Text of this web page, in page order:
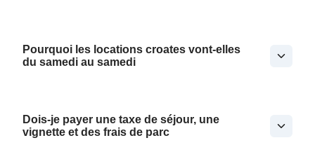
Pourquoi les locations croates vont-elles
du samedi au samedi
Dois-je payer une taxe de séjour, une
vignette et des frais de parc